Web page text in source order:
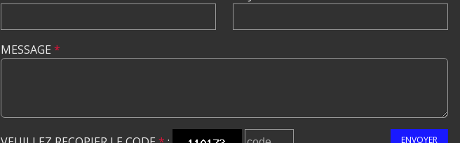
MESSAGE *
ENVOYER